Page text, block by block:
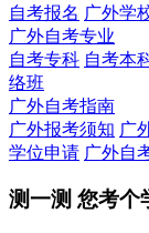
自考报名 广外学
广外自考专业
自考专科 自考本
络班
广外自考指南
广外报考须知 广
学位申请 广外自
测一测 您考个